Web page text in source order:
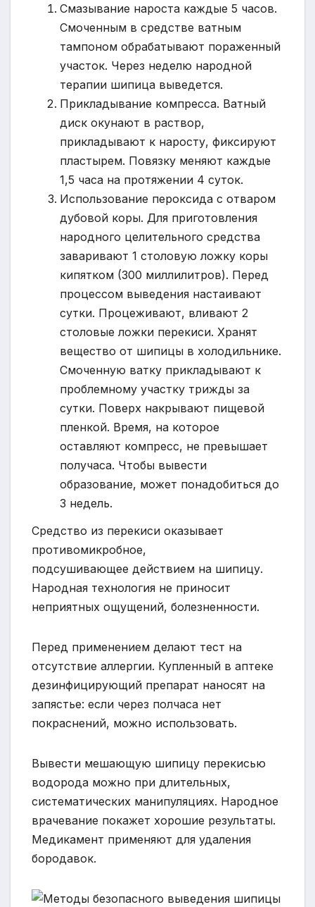
Смазывание нароста каждые 5 часов.
Смоченным в средстве ватным
тампоном обрабатывают пораженный
участок. Через неделю народной
терапии шипица выведется.
Прикладывание компресса. Ватный
диск окунают в раствор,
прикладывают к наросту, фиксируют
пластырем. Повязку меняют каждые
1,5 часа на протяжении 4 суток.
Использование пероксида с отваром
дубовой коры. Для приготовления
народного целительного средства
заваривают 1 столовую ложку коры
кипятком (300 миллилитров). Перед
процессом выведения настаивают
сутки. Процеживают, вливают 2
столовые ложки перекиси. Хранят
вещество от шипицы в холодильнике.
Смоченную ватку прикладывают к
проблемному участку трижды за
сутки. Поверх накрывают пищевой
пленкой. Время, на которое
оставляют компресс, не превышает
получаса. Чтобы вывести
образование, может понадобиться до
3 недель.
Средство из перекиси оказывает
противомикробное,
подсушивающее действием на шипицу.
Народная технология не приносит
неприятных ощущений, болезненности.
Перед применением делают тест на
отсутствие аллергии. Купленный в аптеке
дезинфицирующий препарат наносят на
запястье: если через полчаса нет
покраснений, можно использовать.
Вывести мешающую шипицу перекисью
водорода можно при длительных,
систематических манипуляциях. Народное
врачевание покажет хорошие результаты.
Медикамент применяют для удаления
бородавок.